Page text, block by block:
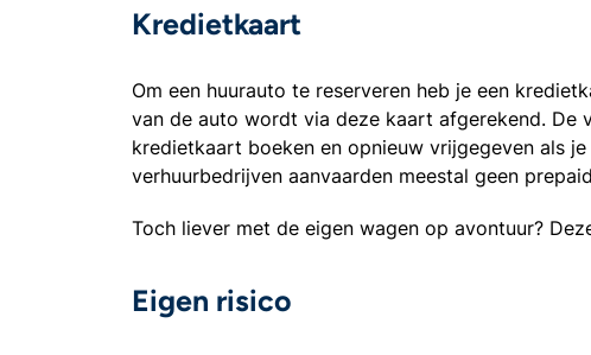
Kredietkaart
Om een huurauto te reserveren heb je een
van de auto wordt via deze kaart afgerekend. De
kredietkaart boeken en opnieuw vrijgegeven als
verhuurbedrijven aanvaarden meestal geen
Toch liever met de eigen wagen op avontuur?
Eigen risico